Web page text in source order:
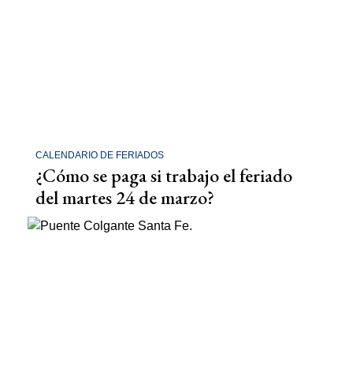
CALENDARIO DE FERIADOS
¿Cómo se paga si trabajo el feriado
del martes 24 de marzo?